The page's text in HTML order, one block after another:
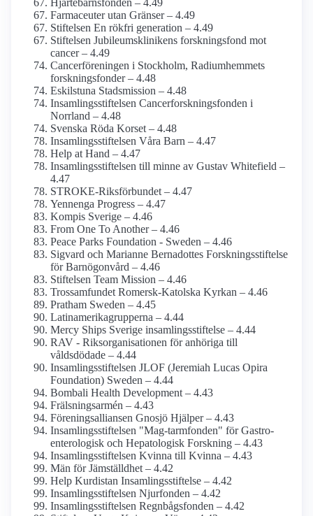
Hjärtebarns­fonden – 4.49
Farmaceuter utan Gränser – 4.49
Stiftelsen En rökfri generation – 4.49
Stiftelsen Jubileums­klinikens forsknings­fond mot
cancer – 4.49
Cancer­föreningen i Stockholm, Radium­hemmets
forsknings­fonder – 4.48
Eskilstuna Stadsmission – 4.48
Insamlings­stiftelsen Cancerforsknings­fonden i
Norrland – 4.48
Svenska Röda Korset – 4.48
Insamlings­stiftelsen Våra Barn – 4.47
Help at Hand – 4.47
Insamlings­stiftelsen till minne av Gustav Whitefield –
4.47
STROKE-Riksförbundet – 4.47
Yennenga Progress – 4.47
Kompis Sverige – 4.46
From One To Another – 4.46
Peace Parks Foundation - Sweden – 4.46
Sigvard och Marianne Bernadottes Forskningss­tiftelse
för Barnögon­vård – 4.46
Stiftelsen Team Mission – 4.46
Trossamfundet Romersk-Katolska Kyrkan – 4.46
Pratham Sweden – 4.45
Latinamerika­grupperna – 4.44
Mercy Ships Sverige insamlings­stiftelse – 4.44
RAV - Riksorganisationen för anhöriga till
våldsdödade – 4.44
Insamlings­stiftelsen JLOF (Jeremiah Lucas Opira
Foundation) Sweden – 4.44
Bombali Health Development – 4.43
Frälsningsarmén – 4.43
Förenings­alliansen Gnosjö Hjälper – 4.43
Insamlings­stiftelsen "Mag-tarmfonden" för Gastro­
enterologisk och Hepatologisk Forskning – 4.43
Insamlings­stiftelsen Kvinna till Kvinna – 4.43
Män för Jämställdhet – 4.42
Help Kurdistan Insamlings­stiftelse – 4.42
Insamlings­stiftelsen Njurfonden – 4.42
Insamlings­stiftelsen Regnbågs­fonden – 4.42